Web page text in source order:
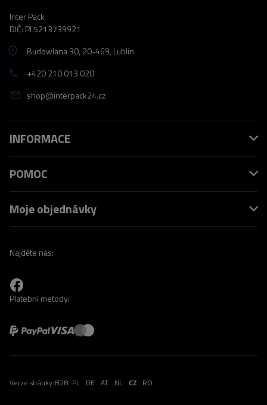
Inter Pack
DIČ: PL5213739921
Budowlana 30, 20-469, Lublin
+420 210 013 020
shop@interpack24.cz
INFORMACE
POMOC
Moje objednávky
Najděte nás:
Platební metody:
Verze stránky:B2B PL DE AT NL CZ RO